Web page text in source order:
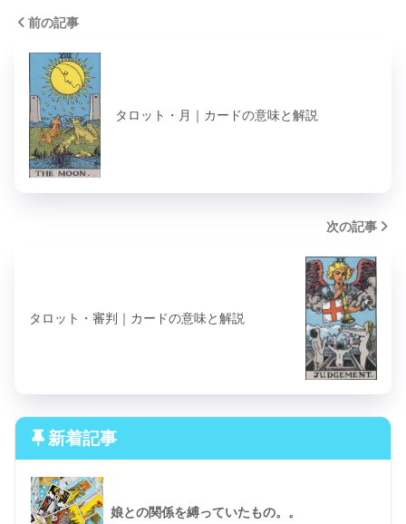
前の記事
タロット・月｜カードの意味と解説
次の記事
タロット・審判｜カードの意味と解説
新着記事
娘との関係を縛っていたもの。。